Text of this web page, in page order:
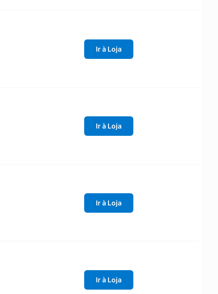
Ir à Loja
Ir à Loja
Ir à Loja
Ir à Loja